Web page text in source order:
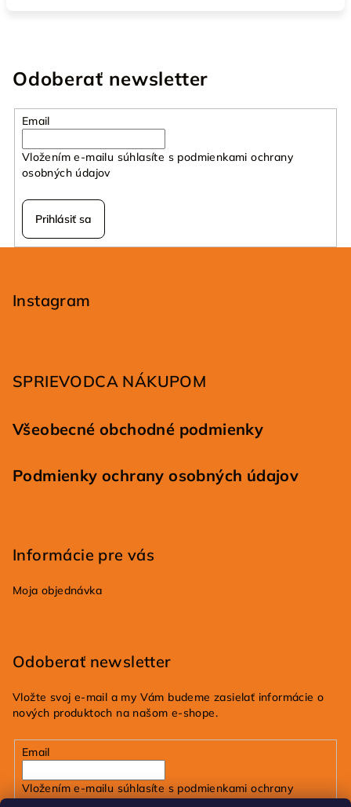
Odoberať newsletter
Email
Vložením e-mailu súhlasíte s podmienkami ochrany
osobných údajov
Prihlásiť sa
Instagram
SPRIEVODCA NÁKUPOM
Všeobecné obchodné podmienky
Podmienky ochrany osobných údajov
Informácie pre vás
Moja objednávka
Odoberať newsletter
Vložte svoj e-mail a my Vám budeme zasielať informácie o
nových produktoch na našom e-shope.
Email
Vložením e-mailu súhlasíte s podmienkami ochrany